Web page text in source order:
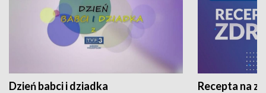
Dzień babci i dziadka Recepta na